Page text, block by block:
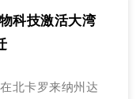
科技激活大湾
北卡罗来纳州达